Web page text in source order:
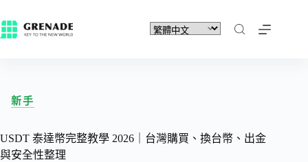
新手
USDT 泰達幣完整教學 2026｜台灣購買、換台幣、出金
與安全性整理